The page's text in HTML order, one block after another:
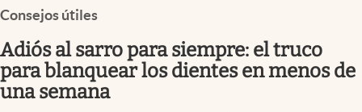
Consejos útiles
Adiós al sarro para siempre: el truco
para blanquear los dientes en menos de
una semana